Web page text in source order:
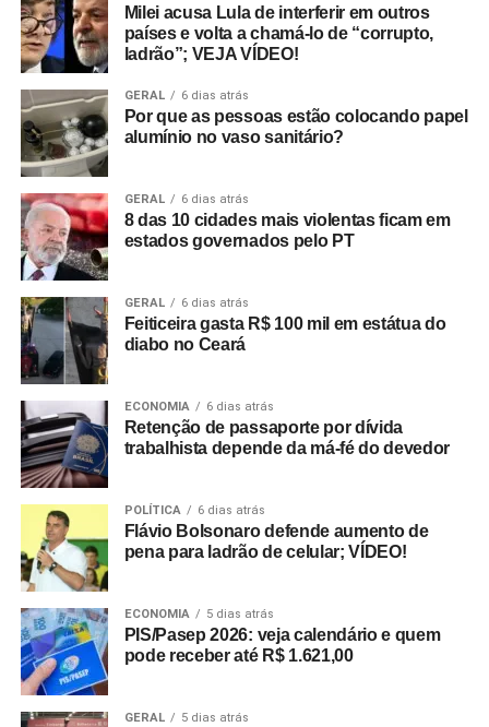
Milei acusa Lula de interferir em outros
países e volta a chamá-lo de “corrupto,
ladrão”; VEJA VÍDEO!
GERAL 6 dias atrás
Por que as pessoas estão colocando papel
alumínio no vaso sanitário?
GERAL 6 dias atrás
8 das 10 cidades mais violentas ficam em
estados governados pelo PT
GERAL 6 dias atrás
Feiticeira gasta R$ 100 mil em estátua do
diabo no Ceará
ECONOMIA 6 dias atrás
Retenção de passaporte por dívida
trabalhista depende da má-fé do devedor
POLÍTICA 6 dias atrás
Flávio Bolsonaro defende aumento de
pena para ladrão de celular; VÍDEO!
ECONOMIA 5 dias atrás
PIS/Pasep 2026: veja calendário e quem
pode receber até R$ 1.621,00
GERAL 5 dias atrás